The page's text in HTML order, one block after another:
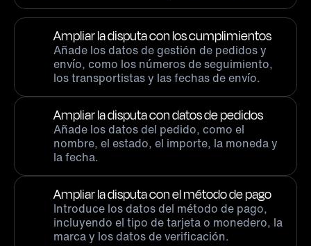
Ampliar la disputa con los cumplimientos
Añade los datos de gestión de pedidos y
envío, como los números de seguimiento,
los transportistas y las fechas de envío.
Ampliar la disputa con datos de pedidos
Añade los datos del pedido, como el
nombre, el estado, el importe, la moneda y
la fecha.
Ampliar la disputa con el método de pago
Introduce los datos del método de pago,
incluyendo el tipo de tarjeta o monedero, la
marca y los datos de verificación.